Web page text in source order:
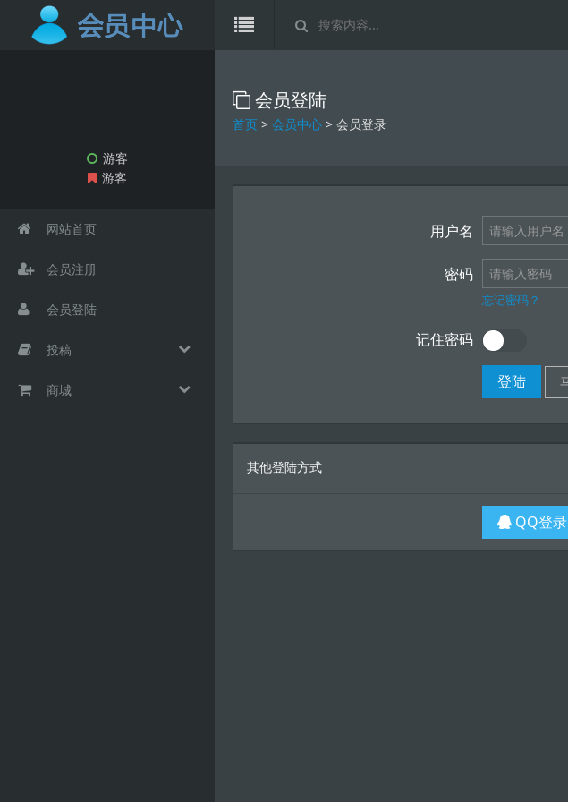
游客
游客
网站首页
会员注册
会员登陆
投稿
商城
会员登陆
首页 > 会员中心 > 会员登录
用户名
密码
忘记密码？
记住密码
其他登陆方式
QQ登录